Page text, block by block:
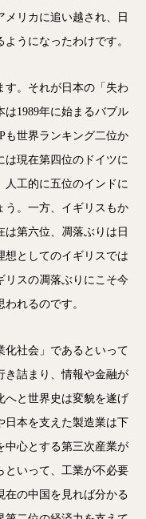
リカに追い越され、日
うになったわけです。
す。それが日本の「失わ
1989年に始まるバブル
も世界ランキング二位か
は現在第四位のドイツに
人工的に五位のインドに
う。一方、イギリスもか
第六位、凋落ぶりは日
想としてのイギリスでは
リスの凋落ぶりにこそ今
れるのです。
化社会」であるといって
き詰まり、情報や金融が
へと世界史は変貌を遂げ
日本を支えた製造業は下
中心とする第三次産業が
といって、工業が不必要
在の中国を見れば分かる